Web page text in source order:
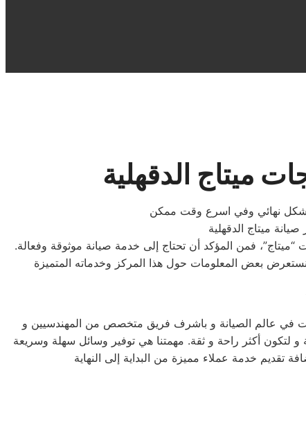
ميتاج الدقهلية
بشكل نهائي وفي اسرع وقت ممكن
“ميتاج”، فمن المؤكد أن تحتاج إلى خدمة صيانة موثوقة وفعالة.
في عالم الصيانة و باشرف فريق متخصص من المهندسيين و
لتكون أكثر راحة و ثقة. مهمتنا هي توفير وسائل سهلة وسريعة